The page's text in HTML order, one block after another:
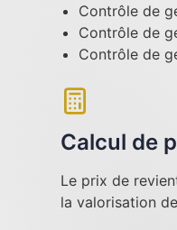
Contrôle de
Contrôle de
Contrôle de
Calcul de
Le prix de
la valorisation